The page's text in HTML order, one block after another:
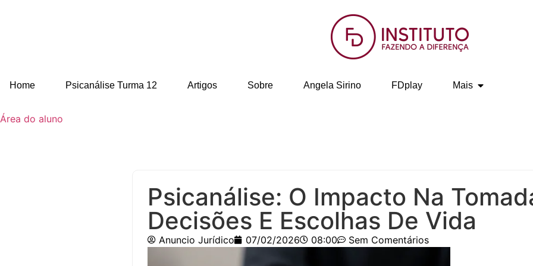
Home Psicanálise Turma 12 Artigos Sobre Angela Sirino FDplay Mais
Área do aluno
Psicanálise: O Impacto Na
Decisões E Escolhas De Vida
Anuncio Jurídico 07/02/2026 08:00 Sem Comentários